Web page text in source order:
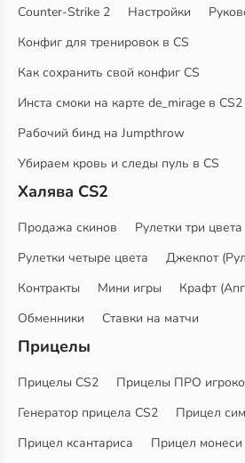
Counter-Strike 2 Настройки
Конфиг для тренировок в CS
Как сохранить свой конфиг CS
Инста смоки на карте de_mirage в CS2
Рабочий бинд на Jumpthrow
Убираем кровь и следы пуль в CS
Халява CS2
Продажа скинов
Рулетки три цвета
Рулетки четыре цвета
Джекпот
Контракты
Мини игры Крафт
Обменники
Ставки на матчи
Прицелы
Прицелы CS2
Прицелы ПРО
Генератор прицела CS2
Прицел
Прицел ксантариса
Прицел монеси